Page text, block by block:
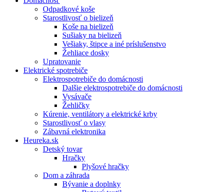
Odpadkové koše
Starostlivosť o bielizeň
Koše na bielizeň
Sušiaky na bielizeň
Vešiaky, štipce a iné príslušenstvo
Žehliace dosky
Upratovanie
Elektrické spotrebiče
Elektrospotrebiče do domácnosti
Dalšie elektrospotrebiče do domácnosti
Vysávače
Žehličky
Kúrenie, ventilátory a elektrické krby
Starostlivosť o vlasy
Zábavná elektronika
Heureka.sk
Detský tovar
Hračky
Plyšové hračky
Dom a záhrada
Bývanie a doplnky